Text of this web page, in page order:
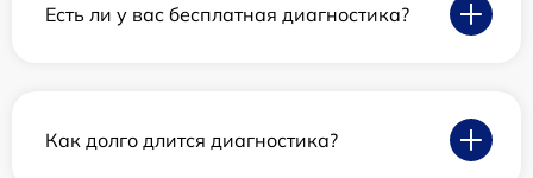
Есть ли у вас бесплатная диагностика?
Как долго длится диагностика?